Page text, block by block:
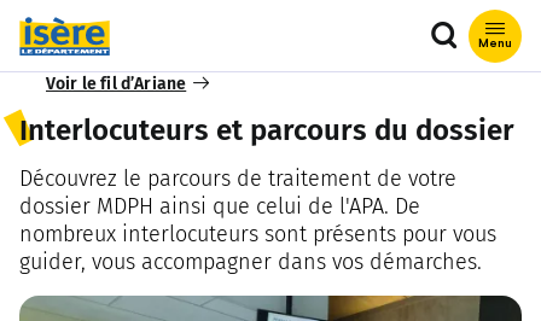
Menu
Que
Voir le fil d’Ariane
Interlocuteurs et parcours du dossier
Découvrez le parcours de traitement de votre
dossier MDPH ainsi que celui de l'APA. De
nombreux interlocuteurs sont présents pour vous
guider, vous accompagner dans vos démarches.